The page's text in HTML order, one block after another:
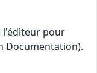
l'éditeur pour
Documentation).